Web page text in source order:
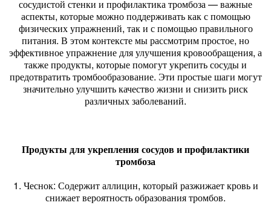
сосудистой стенки и профилактика тромбоза — важные
аспекты, которые можно поддерживать как с помощью
физических упражнений, так и с помощью правильного
питания. В этом контексте мы рассмотрим простое, но
эффективное упражнение для улучшения кровообращения, а
также продукты, которые помогут укрепить сосуды и
предотвратить тромбообразование. Эти простые шаги могут
значительно улучшить качество жизни и снизить риск
различных заболеваний.
Продукты для укрепления сосудов и профилактики
тромбоза
1. Чеснок: Содержит аллицин, который разжижает кровь и
снижает вероятность образования тромбов.